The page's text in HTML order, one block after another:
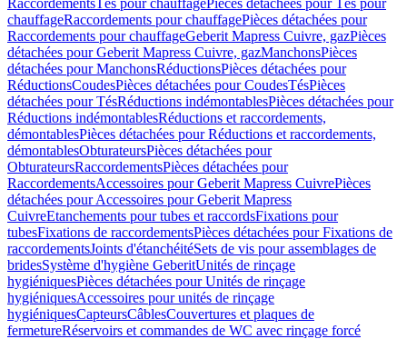
RaccordementsTés pour chauffagePièces détachées pour Tés pour
chauffageRaccordements pour chauffagePièces détachées pour
Raccordements pour chauffageGeberit Mapress Cuivre, gazPièces
détachées pour Geberit Mapress Cuivre, gazManchonsPièces
détachées pour ManchonsRéductionsPièces détachées pour
RéductionsCoudesPièces détachées pour CoudesTésPièces
détachées pour TésRéductions indémontablesPièces détachées pour
Réductions indémontablesRéductions et raccordements,
démontablesPièces détachées pour Réductions et raccordements,
démontablesObturateursPièces détachées pour
ObturateursRaccordementsPièces détachées pour
RaccordementsAccessoires pour Geberit Mapress CuivrePièces
détachées pour Accessoires pour Geberit Mapress
CuivreEtanchements pour tubes et raccordsFixations pour
tubesFixations de raccordementsPièces détachées pour Fixations de
raccordementsJoints d'étanchéitéSets de vis pour assemblages de
bridesSystème d'hygiène GeberitUnités de rinçage
hygiéniquesPièces détachées pour Unités de rinçage
hygiéniquesAccessoires pour unités de rinçage
hygiéniquesCapteursCâblesCouvertures et plaques de
fermetureRéservoirs et commandes de WC avec rinçage forcé